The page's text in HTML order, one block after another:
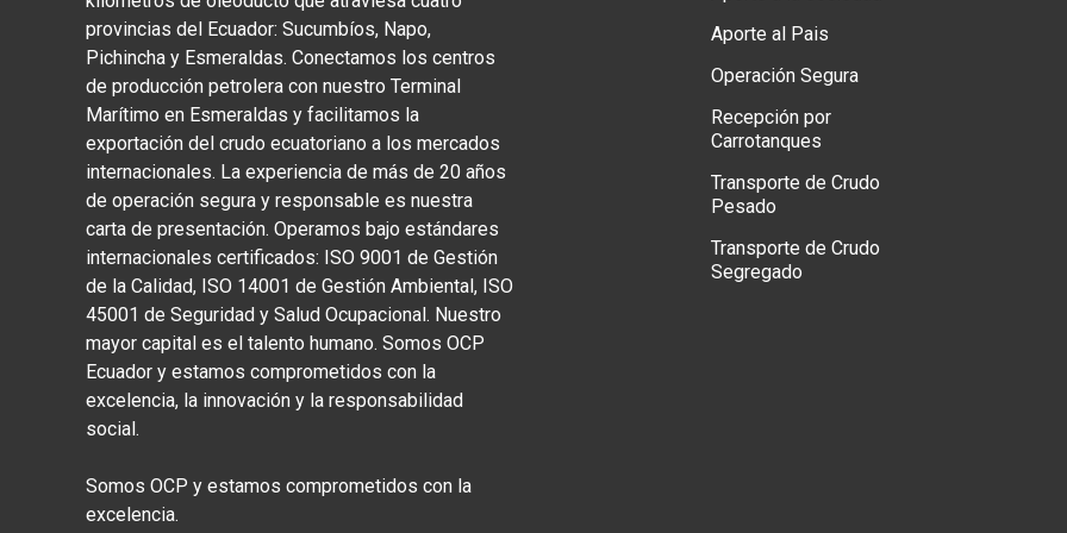
provincias del Ecuador: Sucumbíos, Napo,
Pichincha y Esmeraldas. Conectamos los centros
de producción petrolera con nuestro Terminal
Marítimo en Esmeraldas y facilitamos la
exportación del crudo ecuatoriano a los mercados
internacionales. La experiencia de más de 20 años
de operación segura y responsable es nuestra
carta de presentación. Operamos bajo estándares
internacionales certificados: ISO 9001 de Gestión
de la Calidad, ISO 14001 de Gestión Ambiental, ISO
45001 de Seguridad y Salud Ocupacional. Nuestro
mayor capital es el talento humano. Somos OCP
Ecuador y estamos comprometidos con la
excelencia, la innovación y la responsabilidad
social.
Somos OCP y estamos comprometidos con la
excelencia.
Aporte al Pais
Operación Segura
Recepción por
Carrotanques
Transporte de Crudo
Pesado
Transporte de Crudo
Segregado